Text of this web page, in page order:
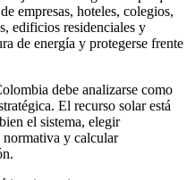
empresas, hoteles, colegios,
edificios residenciales y
de energía y protegerse frente
debe analizarse como
El recurso solar está
el sistema, elegir
y calcular